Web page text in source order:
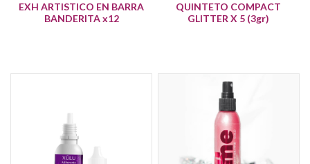
EXH ARTISTICO EN BARRA
BANDERITA x12
QUINTETO COMPACT
GLITTER X 5 (3gr)